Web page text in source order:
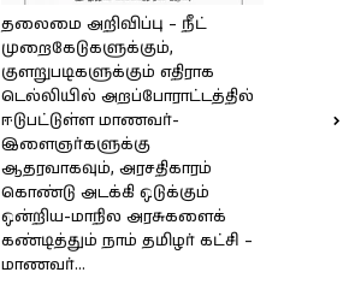
தலைமை அறிவிப்பு – நீட்
முறைகேடுகளுக்கும்,
குளறுபடிகளுக்கும் எதிராக
டெல்லியில் அறப்போராட்டத்தில்
ஈடுபட்டுள்ள மாணவர்-
இளைஞர்களுக்கு
ஆதரவாகவும், அரசதிகாரம்
கொண்டு அடக்கி ஒடுக்கும்
ஒன்றிய-மாநில அரசுகளைக்
கண்டித்தும் நாம் தமிழர் கட்சி –
மாணவர்...